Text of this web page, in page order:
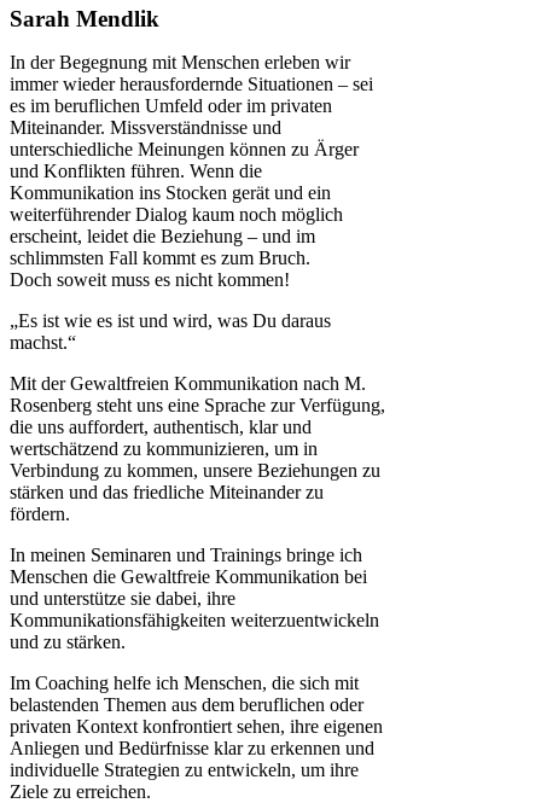
Sarah Mendlik
In der Begegnung mit Menschen erleben wir
immer wieder herausfordernde Situationen – sei
es im beruflichen Umfeld oder im privaten
Miteinander. Missverständnisse und
unterschiedliche Meinungen können zu Ärger
und Konflikten führen. Wenn die
Kommunikation ins Stocken gerät und ein
weiterführender Dialog kaum noch möglich
erscheint, leidet die Beziehung – und im
schlimmsten Fall kommt es zum Bruch.
Doch soweit muss es nicht kommen!
„Es ist wie es ist und wird, was Du daraus
machst.“
Mit der Gewaltfreien Kommunikation nach M.
Rosenberg steht uns eine Sprache zur Verfügung,
die uns auffordert, authentisch, klar und
wertschätzend zu kommunizieren, um in
Verbindung zu kommen, unsere Beziehungen zu
stärken und das friedliche Miteinander zu
fördern.
In meinen Seminaren und Trainings bringe ich
Menschen die Gewaltfreie Kommunikation bei
und unterstütze sie dabei, ihre
Kommunikationsfähigkeiten weiterzuentwickeln
und zu stärken.
Im Coaching helfe ich Menschen, die sich mit
belastenden Themen aus dem beruflichen oder
privaten Kontext konfrontiert sehen, ihre eigenen
Anliegen und Bedürfnisse klar zu erkennen und
individuelle Strategien zu entwickeln, um ihre
Ziele zu erreichen.